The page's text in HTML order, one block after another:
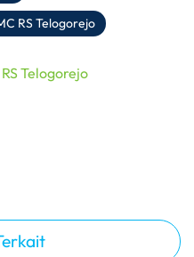
RS Telogorejo
Telogorejo